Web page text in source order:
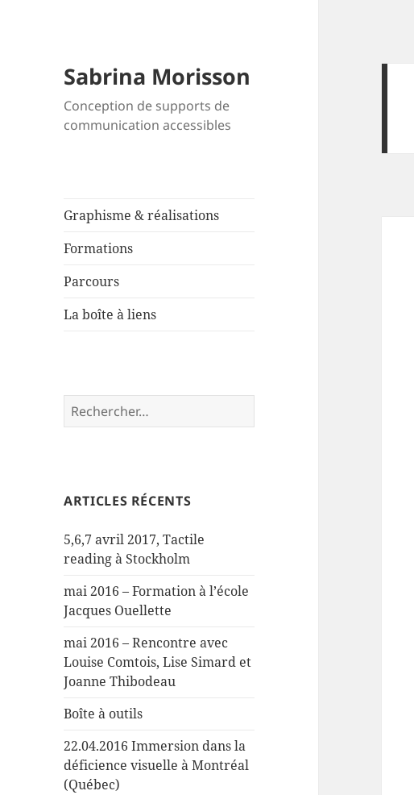
Sabrina Morisson
Conception de supports de
communication accessibles
Graphisme & réalisations
Formations
Parcours
La boîte à liens
Rechercher :
ARTICLES RÉCENTS
5,6,7 avril 2017, Tactile
reading à Stockholm
mai 2016 – Formation à l’école
Jacques Ouellette
mai 2016 – Rencontre avec
Louise Comtois, Lise Simard et
Joanne Thibodeau
Boîte à outils
22.04.2016 Immersion dans la
déficience visuelle à Montréal
(Québec)